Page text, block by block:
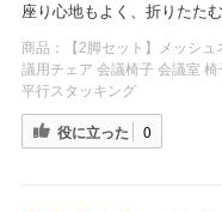
座り心地もよく、折りたた
商品：
【2脚セット】メッシ
議用チェア 会議椅子 会議室
平行スタッキング
役に立った 0